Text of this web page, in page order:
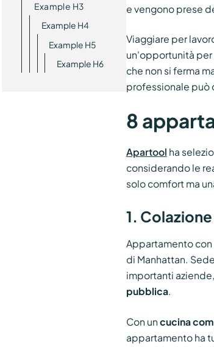
Example H3
Example H4
Example H5
Example H6
e vengono prese
Viaggiare per
un'opportunità per
che non si ferma
professionale può
8
Apartool ha
considerando le
solo comfort ma
1.
Appartamento con
di Manhattan.
importanti
pubblica.
Con un cucina
appartamento ha